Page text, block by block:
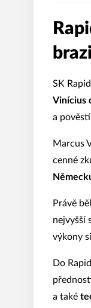
SK
Vinícius
a
Marcus
cenné
Právě
nejvyšší
výkony
Do
a také